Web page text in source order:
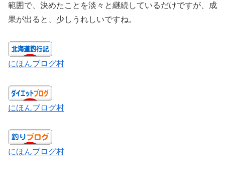
範囲で、決めたことを淡々と継続しているだけですが、成
果が出ると、少しうれしいですね。
にほんブログ村
にほんブログ村
にほんブログ村